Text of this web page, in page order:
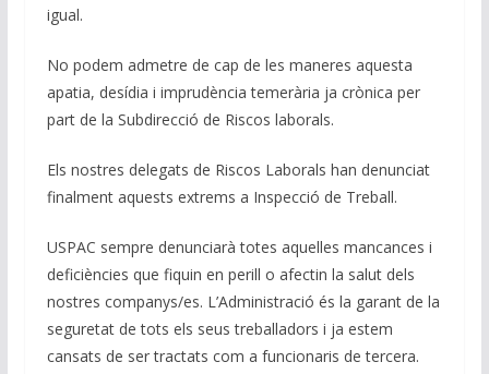
igual.
No podem admetre de cap de les maneres aquesta
apatia, desídia i imprudència temerària ja crònica per
part de la Subdirecció de Riscos laborals.
Els nostres delegats de Riscos Laborals han denunciat
finalment aquests extrems a Inspecció de Treball.
USPAC sempre denunciarà totes aquelles mancances i
deficiències que fiquin en perill o afectin la salut dels
nostres companys/es. L’Administració és la garant de la
seguretat de tots els seus treballadors i ja estem
cansats de ser tractats com a funcionaris de tercera.